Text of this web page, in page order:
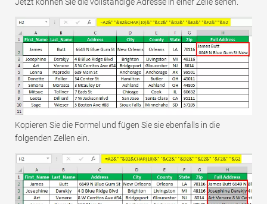
Kopieren Sie die Formel und fügen Sie sie ebenfalls in die
folgenden Zellen ein.